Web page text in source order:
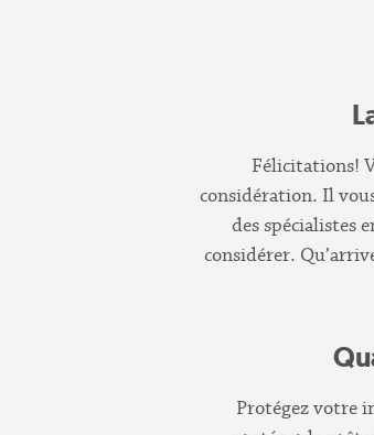
Félicitations!
considération. Il
des spécialistes
considérer.
Protégez votre